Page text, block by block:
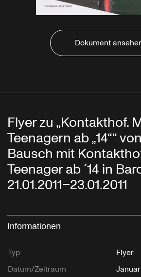
Dokument
Flyer zu „Kontakthof.
Teenagern ab „14““
Bausch mit
Teenager ab ´14 in
21.01.2011–23.01.2011
Informationen
Typ
Flyer
Datum/Zeitraum
Januar